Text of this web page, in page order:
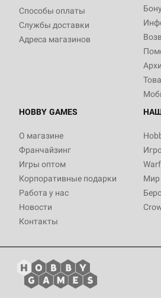
Способы оплаты
Службы доставки
Адреса магазинов
HOBBY GAMES
О магазине
Франчайзинг
Игры оптом
Корпоративные подарки
Работа у нас
Новости
Контакты
Мир